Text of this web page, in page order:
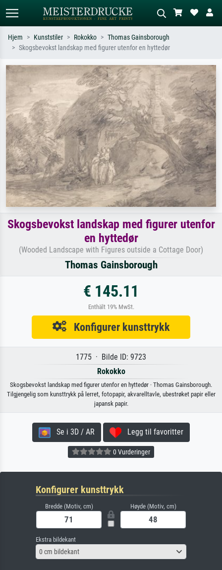
Søk etter kunstner, tittel eller stil – for
eksempel Monet, Stjernenatt,
impresjonisme, Hokusai-bølgen, akt.
Beskriv scenen – for eksempel grønn
eng, abstrakt med mye rødt, mørkt
oljemaleri, stående akt ved et tre.
Hjem Kunststiler Rokokko
Thomas Gainsborough
Skogsbevokst landskap med figurer utenfor en hyttedør
Skogsbevokst landskap med figurer utenfor
en hyttedør
(Wooded Landscape with Figures outside a Cottage Door)
Thomas Gainsborough
€ 145.11
Enthält 19% MwSt.
Konfigurer kunsttrykk
1775 · Bilde ID: 9723
Rokokko
Skogsbevokst landskap med figurer utenfor en hyttedør · Thomas Gainsborough.
Tilgjengelig som kunsttrykk på lerret, fotopapir, akvarelltavle, ubestrøket papir eller
japansk papir.
Se i 3D / AR Legg til favoritter
0 Vurderinger
Konfigurer kunsttrykk
Bredde (Motiv, cm) Høyde (Motiv, cm)
Ekstra bildekant
0 cm bildekant